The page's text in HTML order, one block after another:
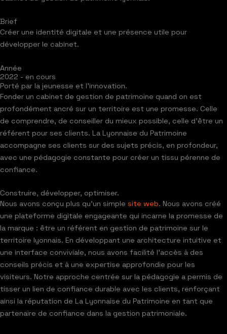
Brief
Créer une identité digitale et une présence utile pour
développer le cabinet.
Année
2022 - en cours
Porté par la jeunesse et l'innovation.
Fonder un cabinet de gestion de patrimoine quand on est
profondément ancré sur un territoire est une promesse. Celle
de comprendre, de conseiller du mieux possible, celle d’être un
référent pour ses clients. La Lyonnaise du Patrimoine
accompagne ses clients sur des sujets précis, en profondeur,
avec une pédagogie constante pour créer un tissu pérenne de
confiance.
Construire, développer, optimiser.
Nous avons conçu plus qu’un simple site web. Nous avons créé
une plateforme digitale engageante qui incarne la promesse de
la marque : être un référent en gestion de patrimoine sur le
territoire lyonnais. En développant une architecture intuitive et
une interface conviviale, nous avons facilité l’accès à des
conseils précis et à une expertise approfondie pour les
visiteurs. Notre approche centrée sur la pédagogie a permis de
tisser un lien de confiance durable avec les clients, renforçant
ainsi la réputation de La Lyonnaise du Patrimoine en tant que
partenaire de confiance dans la gestion patrimoniale.